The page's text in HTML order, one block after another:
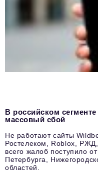
В российском
массовый сбой
Не работают сайты
Ростелеком, Roblox,
всего жалоб поступило
Петербурга,
областей.